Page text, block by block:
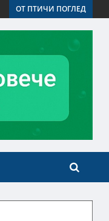
ОТ ПТИЧИ ПОГЛЕД